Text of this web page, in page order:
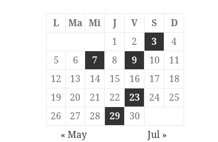
L Ma Mi J V S
D
1
2 3
4
5
6 7 8 9 10
11
12
13 14 15 16 17
18
19
20 21 22 23 24
25
26
27 28 29
30
« May
Jul »